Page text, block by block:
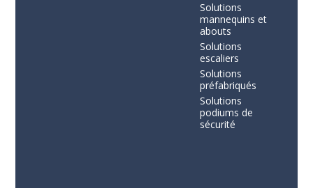
Solutions
mannequins et
abouts
Solutions
escaliers
Solutions
préfabriqués
Solutions
podiums de
sécurité